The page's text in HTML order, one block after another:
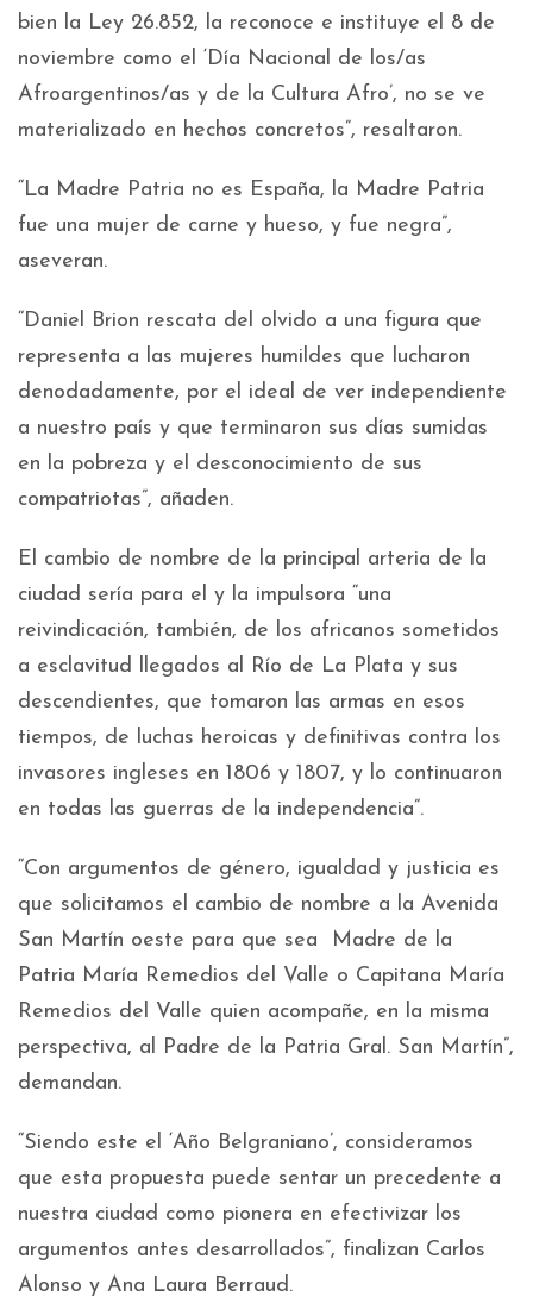
bien la Ley 26.852, la reconoce e instituye el 8 de
noviembre como el ‘Día Nacional de los/as
Afroargentinos/as y de la Cultura Afro’, no se ve
materializado en hechos concretos”, resaltaron.
“La Madre Patria no es España, la Madre Patria
fue una mujer de carne y hueso, y fue negra”,
aseveran.
“Daniel Brion rescata del olvido a una figura que
representa a las mujeres humildes que lucharon
denodadamente, por el ideal de ver independiente
a nuestro país y que terminaron sus días sumidas
en la pobreza y el desconocimiento de sus
compatriotas”, añaden.
El cambio de nombre de la principal arteria de la
ciudad sería para el y la impulsora “una
reivindicación, también, de los africanos sometidos
a esclavitud llegados al Río de La Plata y sus
descendientes, que tomaron las armas en esos
tiempos, de luchas heroicas y definitivas contra los
invasores ingleses en 1806 y 1807, y lo continuaron
en todas las guerras de la independencia”.
“Con argumentos de género, igualdad y justicia es
que solicitamos el cambio de nombre a la Avenida
San Martín oeste para que sea Madre de la
Patria María Remedios del Valle o Capitana María
Remedios del Valle quien acompañe, en la misma
perspectiva, al Padre de la Patria Gral. San Martín”,
demandan.
“Siendo este el ‘Año Belgraniano’, consideramos
que esta propuesta puede sentar un precedente a
nuestra ciudad como pionera en efectivizar los
argumentos antes desarrollados”, finalizan Carlos
Alonso y Ana Laura Berraud.